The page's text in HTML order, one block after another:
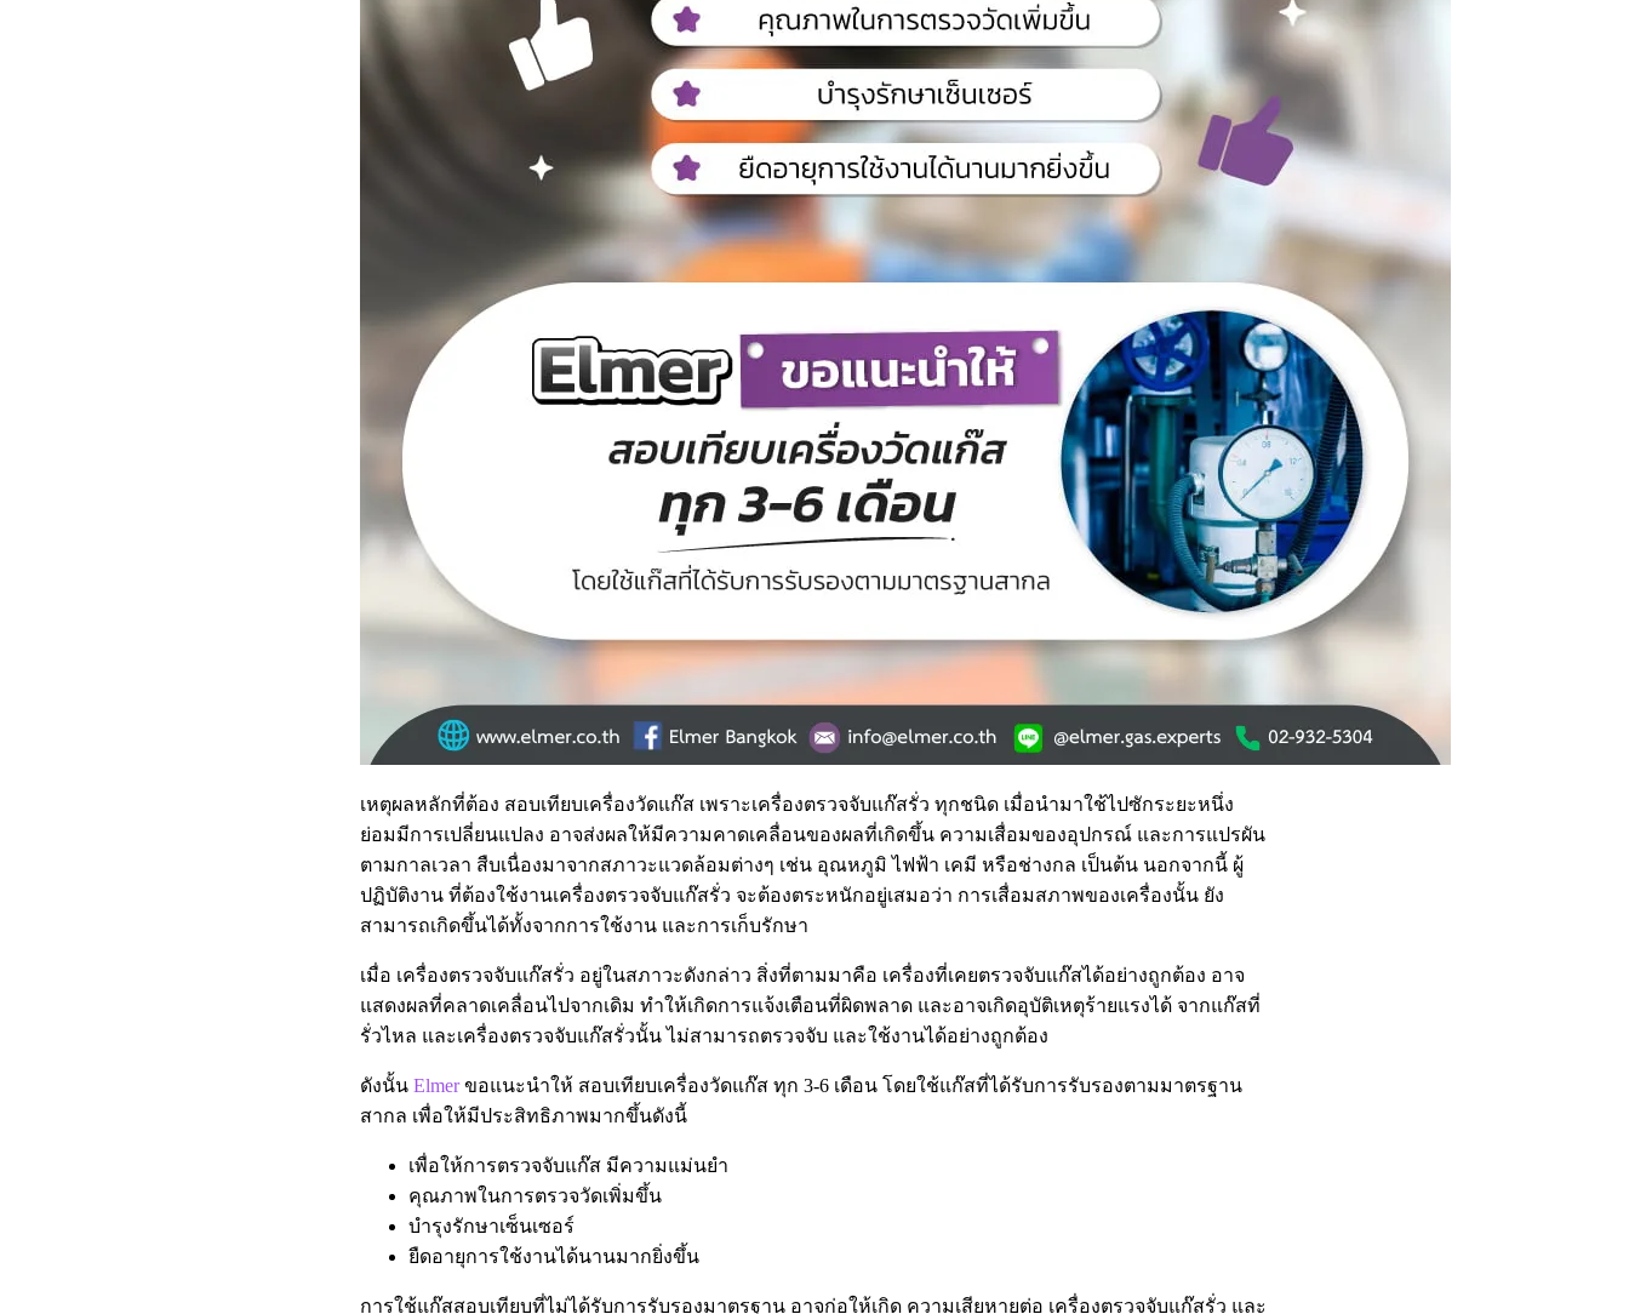
เหตุผลหลักที่ต้อง สอบเทียบเครื่องวัดแก๊ส เพราะเครื่องตรวจจับแก๊สรั่ว ทุกชนิด เมื่อนำมาใช้ไปซักระยะหนึ่ง
ย่อมมีการเปลี่ยนแปลง อาจส่งผลให้มีความคาดเคลื่อนของผลที่เกิดขึ้น ความเสื่อมของอุปกรณ์ และการแปรผัน
ตามกาลเวลา สืบเนื่องมาจากสภาวะแวดล้อมต่างๆ เช่น อุณหภูมิ ไฟฟ้า เคมี หรือช่างกล เป็นต้น นอกจากนี้ ผู้
ปฏิบัติงาน ที่ต้องใช้งานเครื่องตรวจจับแก๊สรั่ว จะต้องตระหนักอยู่เสมอว่า การเสื่อมสภาพของเครื่องนั้น ยัง
สามารถเกิดขึ้นได้ทั้งจากการใช้งาน และการเก็บรักษา
เมื่อ เครื่องตรวจจับแก๊สรั่ว อยู่ในสภาวะดังกล่าว สิ่งที่ตามมาคือ เครื่องที่เคยตรวจจับแก๊สได้อย่างถูกต้อง อาจ
แสดงผลที่คลาดเคลื่อนไปจากเดิม ทำให้เกิดการแจ้งเตือนที่ผิดพลาด และอาจเกิดอุบัติเหตุร้ายแรงได้ จากแก๊สที่
รั่วไหล และเครื่องตรวจจับแก๊สรั่วนั้น ไม่สามารถตรวจจับ และใช้งานได้อย่างถูกต้อง
ดังนั้น Elmerขอแนะนำให้ สอบเทียบเครื่องวัดแก๊ส ทุก 3-6 เดือน โดยใช้แก๊สที่ได้รับการรับรองตามมาตรฐาน
สากล เพื่อให้มีประสิทธิภาพมากขึ้นดังนี้
เพื่อให้การตรวจจับแก๊ส มีความแม่นยำ
คุณภาพในการตรวจวัดเพิ่มขึ้น
บำรุงรักษาเซ็นเซอร์
ยืดอายุการใช้งานได้นานมากยิ่งขึ้น
การใช้แก๊สสอบเทียบที่ไม่ได้รับการรับรองมาตรฐาน อาจก่อให้เกิด ความเสียหายต่อ เครื่องตรวจจับแก๊สรั่ว และ